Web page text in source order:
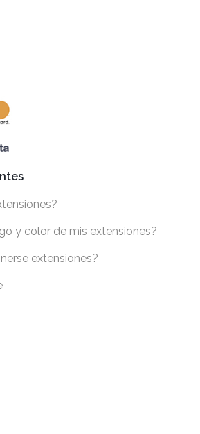
y color de mis extensiones?
extensiones?